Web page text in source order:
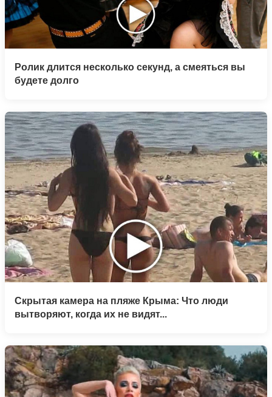
Ролик длится несколько секунд, а смеяться вы
будете долго
Скрытая камера на пляже Крыма: Что люди
вытворяют, когда их не видят...